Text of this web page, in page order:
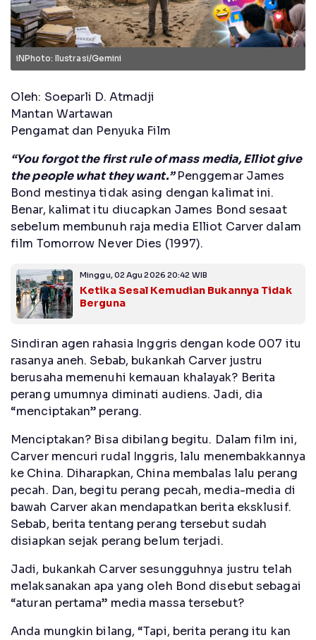
iNPhoto: Ilustrasi/Gemini
Oleh: Soeparli D. Atmadji
Mantan Wartawan
Pengamat dan Penyuka Film
“You forgot the first rule of mass media, Elliot give
the people what they want.”Penggemar James
Bond mestinya tidak asing dengan kalimat ini.
Benar, kalimat itu diucapkan James Bond sesaat
sebelum membunuh raja media Elliot Carver dalam
film Tomorrow Never Dies (1997).
Minggu, 02 Agu 2026 20:42 WIB
Ketika Sesal Kemudian Bukannya Tidak
Berguna
Sindiran agen rahasia Inggris dengan kode 007 itu
rasanya aneh. Sebab, bukankah Carver justru
berusaha memenuhi kemauan khalayak? Berita
perang umumnya diminati audiens. Jadi, dia
“menciptakan” perang.
Menciptakan? Bisa dibilang begitu. Dalam film ini,
Carver mencuri rudal Inggris, lalu menembakkannya
ke China. Diharapkan, China membalas lalu perang
pecah. Dan, begitu perang pecah, media-media di
bawah Carver akan mendapatkan berita eksklusif.
Sebab, berita tentang perang tersebut sudah
disiapkan sejak perang belum terjadi.
Jadi, bukankah Carver sesungguhnya justru telah
melaksanakan apa yang oleh Bond disebut sebagai
“aturan pertama” media massa tersebut?
Anda mungkin bilang, “Tapi, berita perang itu kan